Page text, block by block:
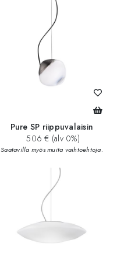
Pure SP riippuvalaisin
506 € (alv 0%)
Saatavilla myös muita vaihtoehtoja.